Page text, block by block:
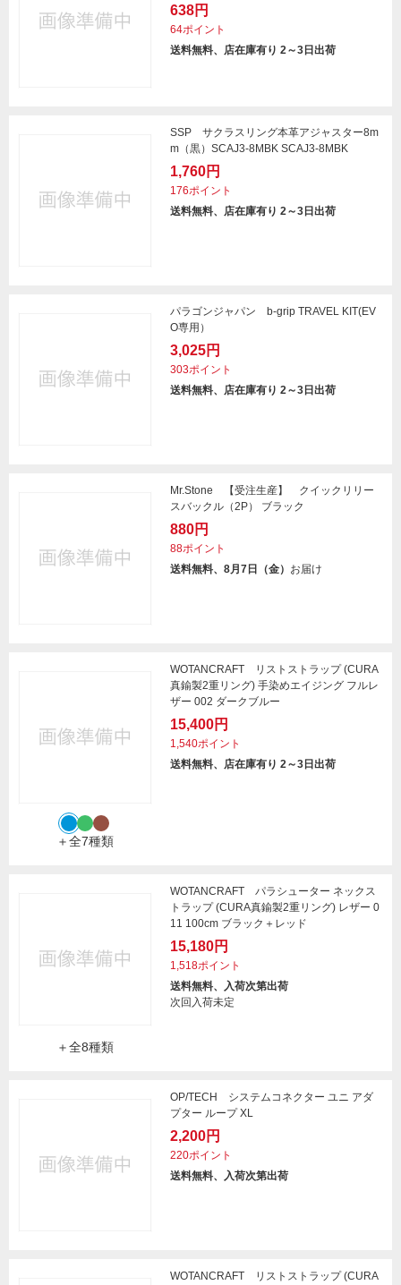
638円
64ポイント
送料無料、店在庫有り 2～3日出荷
SSP サクラスリング本革アジャスター8m
m（黒）SCAJ3-8MBK SCAJ3-8MBK
1,760円
176ポイント
送料無料、店在庫有り 2～3日出荷
パラゴンジャパン b-grip TRAVEL KIT(EV
O専用）
3,025円
303ポイント
送料無料、店在庫有り 2～3日出荷
Mr.Stone 【受注生産】 クイックリリー
スバックル（2P） ブラック
880円
88ポイント
送料無料、8月7日（金） お届け
＋全7種類
WOTANCRAFT リストストラップ (CURA
真鍮製2重リング) 手染めエイジング フルレ
ザー 002 ダークブルー
15,400円
1,540ポイント
送料無料、店在庫有り 2～3日出荷
＋全8種類
WOTANCRAFT パラシューター ネックス
トラップ (CURA真鍮製2重リング) レザー 0
11 100cm ブラック＋レッド
15,180円
1,518ポイント
送料無料、入荷次第出荷
次回入荷未定
OP/TECH システムコネクター ユニ アダ
プター ループ XL
2,200円
220ポイント
送料無料、入荷次第出荷
WOTANCRAFT リストストラップ (CURA